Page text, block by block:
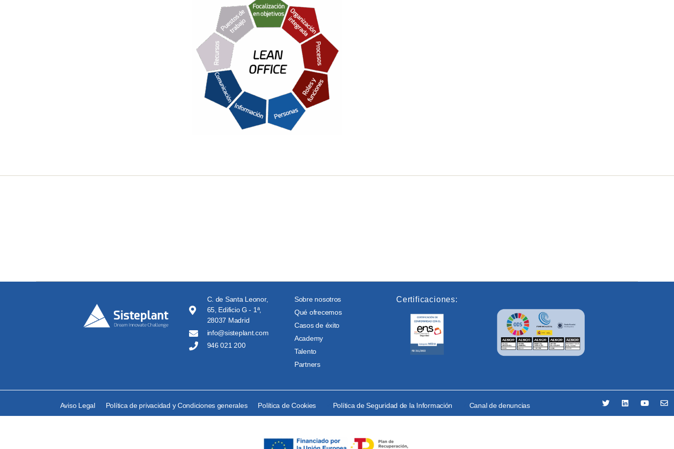
C. de Santa Leonor,
65, Edificio G - 1ª,
28037 Madrid
info@sisteplant.com
946 021 200
Sobre nosotros
Qué ofrecemos
Casos de éxito
Academy
Talento
Partners
Certificaciones:
Aviso Legal Política de privacidad y Condiciones generales Política de Cookies Política de Seguridad de la Información Canal de denuncias